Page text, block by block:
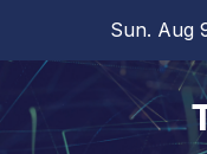
content
Sun. Aug